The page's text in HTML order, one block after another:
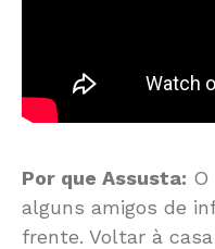
Por que Assusta: O
alguns amigos de
frente. Voltar à